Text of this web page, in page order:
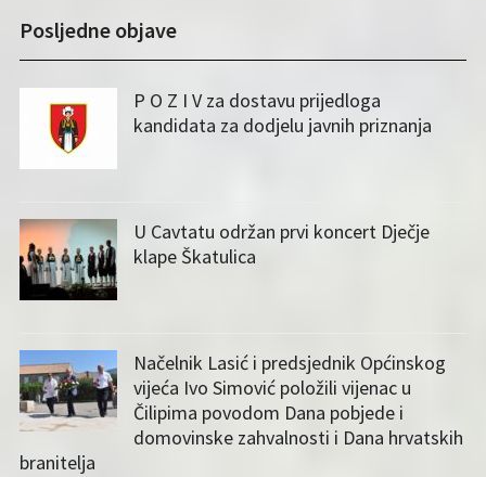
Posljedne objave
P O Z I V za dostavu prijedloga
kandidata za dodjelu javnih priznanja
U Cavtatu održan prvi koncert Dječje
klape Škatulica
Načelnik Lasić i predsjednik Općinskog
vijeća Ivo Simović položili vijenac u
Čilipima povodom Dana pobjede i
domovinske zahvalnosti i Dana hrvatskih
branitelja